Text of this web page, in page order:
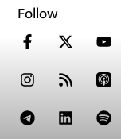
Follow